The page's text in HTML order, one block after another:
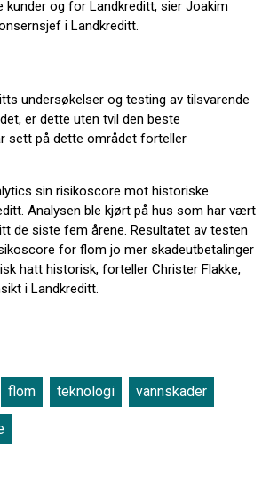
og for Landkreditt, sier Joakim
i Landkreditt.
undersøkelser og testing av tilsvarende
er dette uten tvil den beste
sett på dette området forteller
sin risikoscore mot historiske
Analysen ble kjørt på hus som har vært
de siste fem årene. Resultatet av testen
for flom jo mer skadeutbetalinger
hatt historisk, forteller Christer Flakke,
i Landkreditt.
flom teknologi vannskader